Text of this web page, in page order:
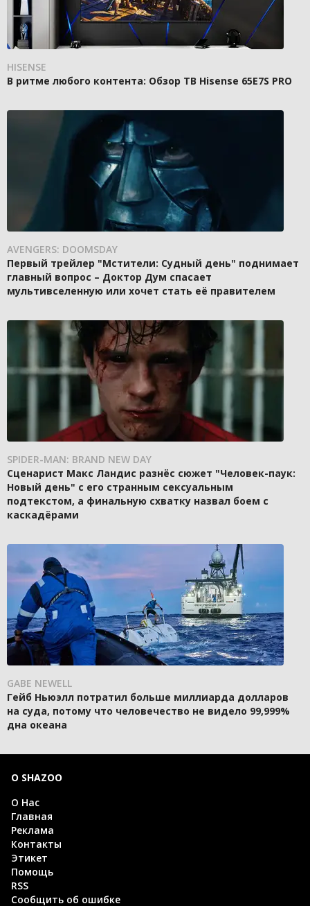
HISENSE
В ритме любого контента: Обзор ТВ Hisense 65E7S PRO
AVENGERS: DOOMSDAY
Первый трейлер "Мстители: Судный день" поднимает
главный вопрос – Доктор Дум спасает
мультивселенную или хочет стать её правителем
SPIDER-MAN: BRAND NEW DAY
Сценарист Макс Ландис разнёс сюжет "Человек-паук:
Новый день" с его странным сексуальным
подтекстом, а финальную схватку назвал боем с
каскадёрами
GABE NEWELL
Гейб Ньюэлл потратил больше миллиарда долларов
на суда, потому что человечество не видело 99,999%
дна океана
О SHAZOO
О Нас
Главная
Реклама
Контакты
Этикет
Помощь
RSS
Сообщить об ошибке